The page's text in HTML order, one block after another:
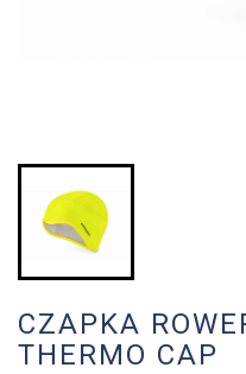
CZAPKA
THERMO CAP